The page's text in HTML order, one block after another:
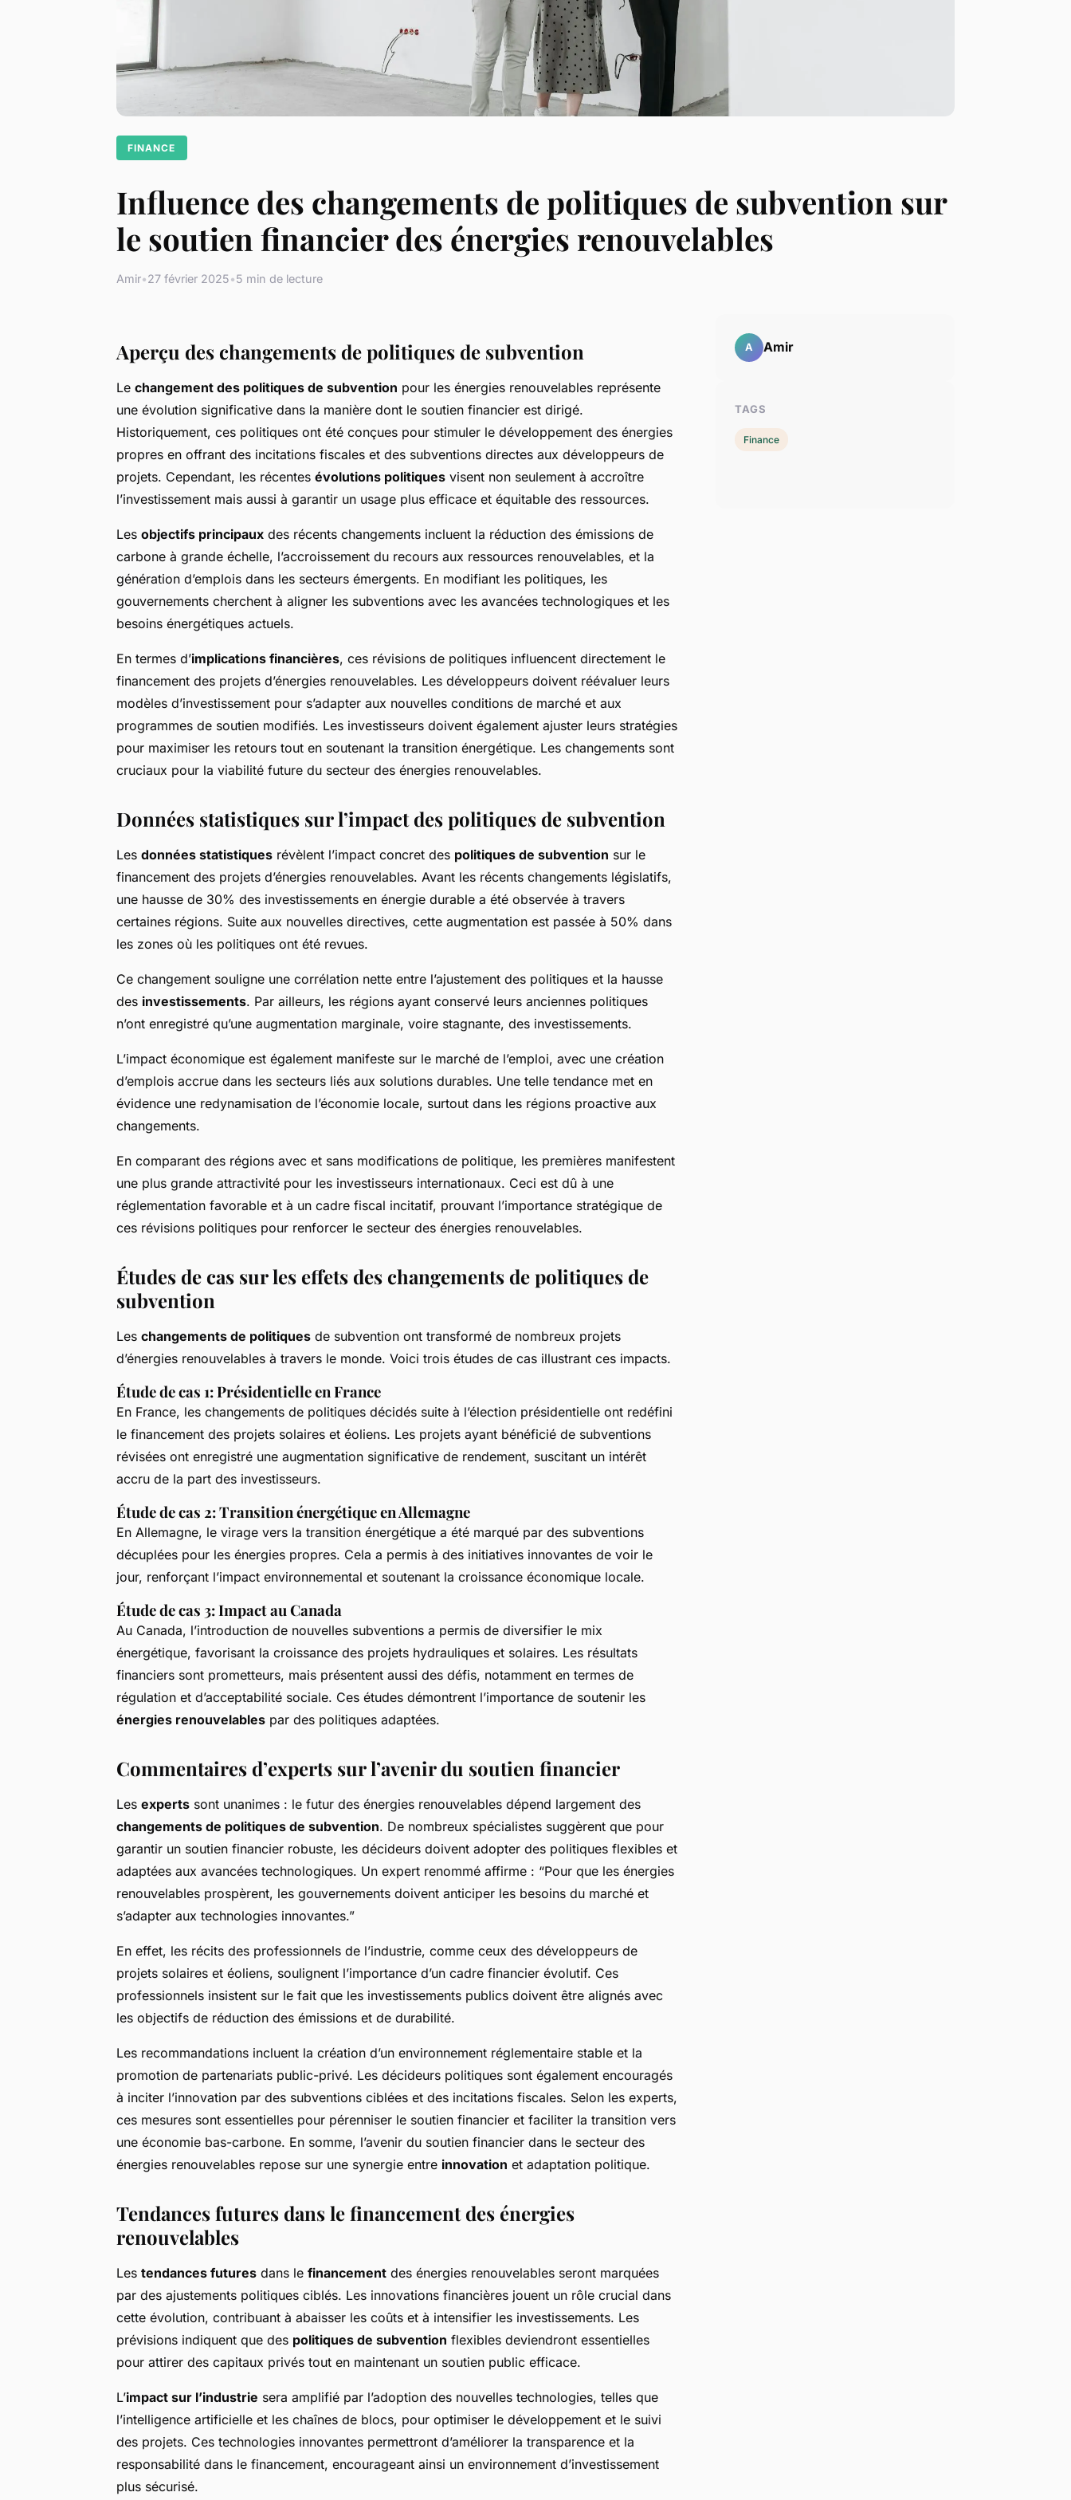
FINANCE
Influence des changements de politiques de subvention sur
le soutien financier des énergies renouvelables
Amir•27 février 2025•5 min de lecture
Aperçu des changements de politiques de subvention
Le changement des politiques de subvention pour les énergies renouvelables représente
une évolution significative dans la manière dont le soutien financier est dirigé.
Historiquement, ces politiques ont été conçues pour stimuler le développement des énergies
propres en offrant des incitations fiscales et des subventions directes aux développeurs de
projets. Cependant, les récentes évolutions politiques visent non seulement à accroître
l’investissement mais aussi à garantir un usage plus efficace et équitable des ressources.
Les objectifs principaux des récents changements incluent la réduction des émissions de
carbone à grande échelle, l’accroissement du recours aux ressources renouvelables, et la
génération d’emplois dans les secteurs émergents. En modifiant les politiques, les
gouvernements cherchent à aligner les subventions avec les avancées technologiques et les
besoins énergétiques actuels.
En termes d’implications financières, ces révisions de politiques influencent directement le
financement des projets d’énergies renouvelables. Les développeurs doivent réévaluer leurs
modèles d’investissement pour s’adapter aux nouvelles conditions de marché et aux
programmes de soutien modifiés. Les investisseurs doivent également ajuster leurs stratégies
pour maximiser les retours tout en soutenant la transition énergétique. Les changements sont
cruciaux pour la viabilité future du secteur des énergies renouvelables.
Données statistiques sur l’impact des politiques de subvention
Les données statistiques révèlent l’impact concret des politiques de subvention sur le
financement des projets d’énergies renouvelables. Avant les récents changements législatifs,
une hausse de 30% des investissements en énergie durable a été observée à travers
certaines régions. Suite aux nouvelles directives, cette augmentation est passée à 50% dans
les zones où les politiques ont été revues.
Ce changement souligne une corrélation nette entre l’ajustement des politiques et la hausse
des investissements. Par ailleurs, les régions ayant conservé leurs anciennes politiques
n’ont enregistré qu’une augmentation marginale, voire stagnante, des investissements.
L’impact économique est également manifeste sur le marché de l’emploi, avec une création
d’emplois accrue dans les secteurs liés aux solutions durables. Une telle tendance met en
évidence une redynamisation de l’économie locale, surtout dans les régions proactive aux
changements.
En comparant des régions avec et sans modifications de politique, les premières manifestent
une plus grande attractivité pour les investisseurs internationaux. Ceci est dû à une
réglementation favorable et à un cadre fiscal incitatif, prouvant l’importance stratégique de
ces révisions politiques pour renforcer le secteur des énergies renouvelables.
Études de cas sur les effets des changements de politiques de
subvention
Les changements de politiques de subvention ont transformé de nombreux projets
d’énergies renouvelables à travers le monde. Voici trois études de cas illustrant ces impacts.
Étude de cas 1: Présidentielle en France
En France, les changements de politiques décidés suite à l’élection présidentielle ont redéfini
le financement des projets solaires et éoliens. Les projets ayant bénéficié de subventions
révisées ont enregistré une augmentation significative de rendement, suscitant un intérêt
accru de la part des investisseurs.
Étude de cas 2: Transition énergétique en Allemagne
En Allemagne, le virage vers la transition énergétique a été marqué par des subventions
décuplées pour les énergies propres. Cela a permis à des initiatives innovantes de voir le
jour, renforçant l’impact environnemental et soutenant la croissance économique locale.
Étude de cas 3: Impact au Canada
Au Canada, l’introduction de nouvelles subventions a permis de diversifier le mix
énergétique, favorisant la croissance des projets hydrauliques et solaires. Les résultats
financiers sont prometteurs, mais présentent aussi des défis, notamment en termes de
régulation et d’acceptabilité sociale. Ces études démontrent l’importance de soutenir les
énergies renouvelables par des politiques adaptées.
Commentaires d’experts sur l’avenir du soutien financier
Les experts sont unanimes : le futur des énergies renouvelables dépend largement des
changements de politiques de subvention. De nombreux spécialistes suggèrent que pour
garantir un soutien financier robuste, les décideurs doivent adopter des politiques flexibles et
adaptées aux avancées technologiques. Un expert renommé affirme : “Pour que les énergies
renouvelables prospèrent, les gouvernements doivent anticiper les besoins du marché et
s’adapter aux technologies innovantes.”
En effet, les récits des professionnels de l’industrie, comme ceux des développeurs de
projets solaires et éoliens, soulignent l’importance d’un cadre financier évolutif. Ces
professionnels insistent sur le fait que les investissements publics doivent être alignés avec
les objectifs de réduction des émissions et de durabilité.
Les recommandations incluent la création d’un environnement réglementaire stable et la
promotion de partenariats public-privé. Les décideurs politiques sont également encouragés
à inciter l’innovation par des subventions ciblées et des incitations fiscales. Selon les experts,
ces mesures sont essentielles pour pérenniser le soutien financier et faciliter la transition vers
une économie bas-carbone. En somme, l’avenir du soutien financier dans le secteur des
énergies renouvelables repose sur une synergie entre innovation et adaptation politique.
Tendances futures dans le financement des énergies
renouvelables
Les tendances futures dans le financement des énergies renouvelables seront marquées
par des ajustements politiques ciblés. Les innovations financières jouent un rôle crucial dans
cette évolution, contribuant à abaisser les coûts et à intensifier les investissements. Les
prévisions indiquent que des politiques de subvention flexibles deviendront essentielles
pour attirer des capitaux privés tout en maintenant un soutien public efficace.
L’impact sur l’industrie sera amplifié par l’adoption des nouvelles technologies, telles que
l’intelligence artificielle et les chaînes de blocs, pour optimiser le développement et le suivi
des projets. Ces technologies innovantes permettront d’améliorer la transparence et la
responsabilité dans le financement, encourageant ainsi un environnement d’investissement
plus sécurisé.
A Amir
TAGS
Finance